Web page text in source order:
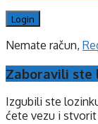
Nemate račun,
Zaboravili ste
Izgubili ste
ćete vezu i